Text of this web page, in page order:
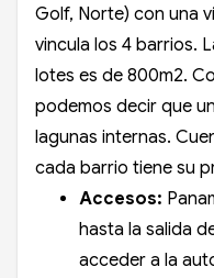
Golf, Norte) con una
vincula los 4 barrios.
lotes es de 800m2.
podemos decir que
lagunas internas.
cada barrio tiene su
Accesos:
hasta la salida
acceder a la